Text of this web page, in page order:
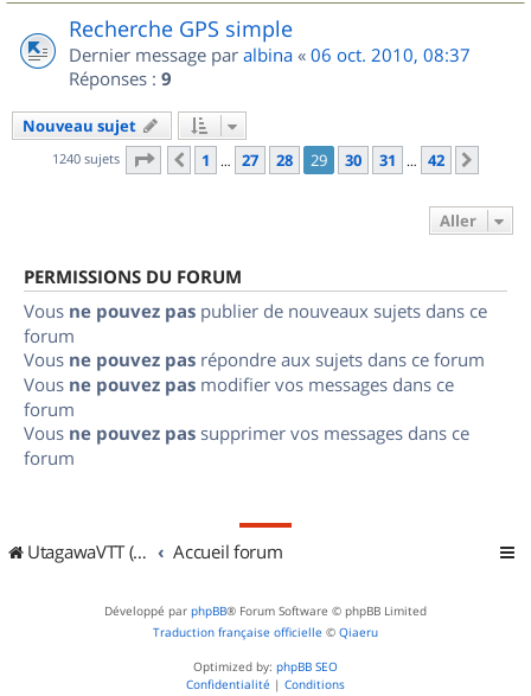
Recherche GPS simple
Dernier message par albina « 06 oct. 2010, 08:37
Réponses : 9
Nouveau sujet
1240 sujets Page 29 sur42
Précédent
1 … 27 28 29 30 31 … 42
Aller
PERMISSIONS DU FORUM
Vous ne pouvez pas publier de nouveaux sujets dans ce
forum
Vous ne pouvez pas répondre aux sujets dans ce forum
Vous ne pouvez pas modifier vos messages dans ce
forum
Vous ne pouvez pas supprimer vos messages dans ce
forum
UtagawaVTT (Randos VTT et VTTAE avec traces GPS) Accueil forum
Développé par phpBB® Forum Software © phpBB Limited
Traduction française officielle © Qiaeru
Optimized by: phpBB SEO
Confidentialité | Conditions